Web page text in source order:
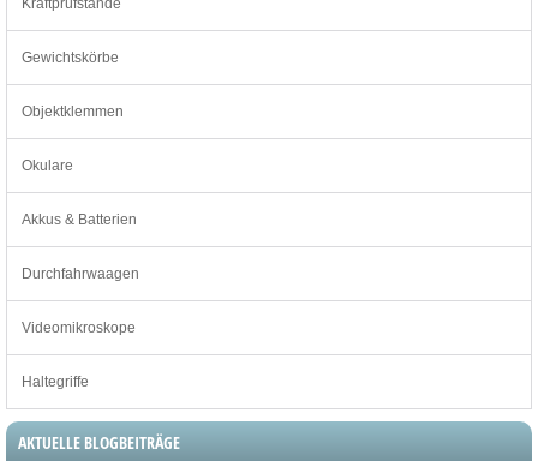
Gewichtskörbe
Objektklemmen
Okulare
Akkus & Batterien
Durchfahrwaagen
Videomikroskope
Haltegriffe
AKTUELLE BLOGBEITRÄGE